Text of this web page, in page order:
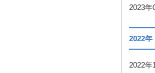
2023年
2022年
2022年